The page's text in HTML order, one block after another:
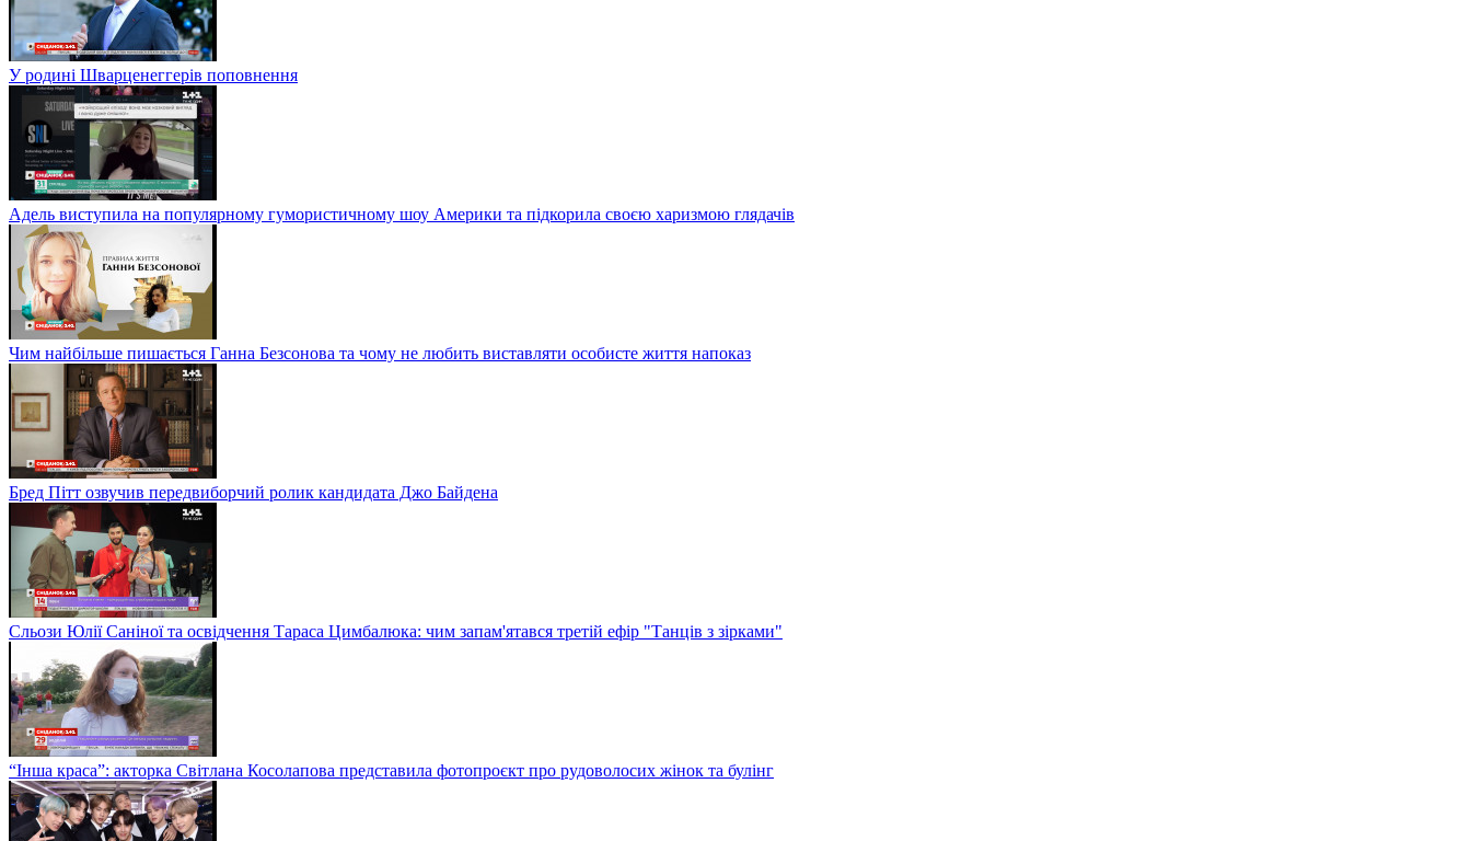
У родині Шварценеггерів поповнення
Адель виступила на популярному гумористичному шоу Америки та підкорила своєю харизмою глядачів
Чим найбільше пишається Ганна Безсонова та чому не любить виставляти особисте життя напоказ
Бред Пітт озвучив передвиборчий ролик кандидата Джо Байдена
Сльози Юлії Саніної та освідчення Тараса Цимбалюка: чим запам'ятався третій ефір "Танців з зірками"
“Інша краса”: акторка Світлана Косолапова представила фотопроєкт про рудоволосих жінок та булінг